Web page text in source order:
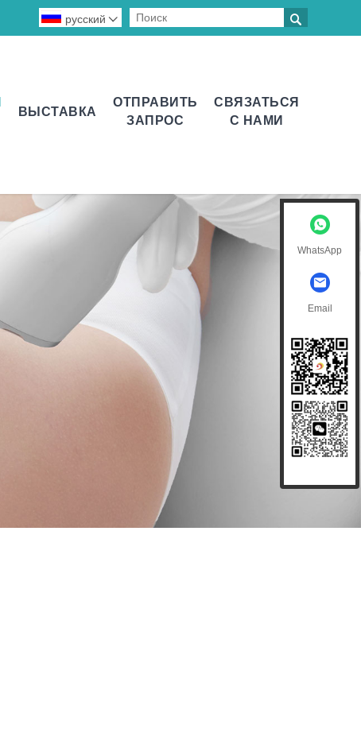

русский 
ВЫСТАВКА
ОТПРАВИТЬ
ЗАПРОС
СВЯЗАТЬСЯ
С НАМИ
WhatsApp
Email